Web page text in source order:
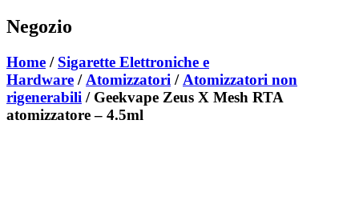
Negozio
Home / Sigarette Elettroniche e
Hardware / Atomizzatori / Atomizzatori non
rigenerabili / Geekvape Zeus X Mesh RTA
atomizzatore – 4.5ml